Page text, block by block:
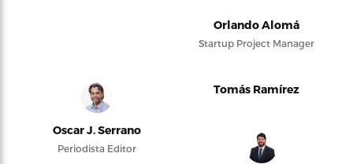
Orlando Alomá
Startup Project Manager
Oscar J. Serrano
Periodista Editor
Tomás Ramírez